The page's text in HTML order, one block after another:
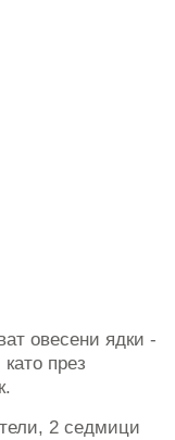
овесени ядки -
през
2 седмици